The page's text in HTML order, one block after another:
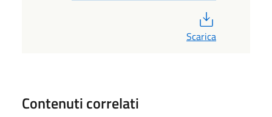
Scarica
Contenuti correlati